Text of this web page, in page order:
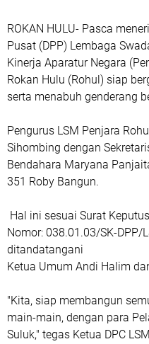
ROKAN HULU- Pasca
Pusat (DPP) Lembaga
Kinerja Aparatur Negara
Rokan Hulu (Rohul) siap
serta menabuh genderang
Pengurus LSM Penjara
Sihombing dengan
Bendahara Maryana
351 Roby Bangun.
Hal ini sesuai Surat
Nomor: 038.01.03/SK-DPP/
ditandatangani
Ketua Umum Andi Halim
"Kita, siap membangun
main-main, dengan para
Suluk," tegas Ketua DPC